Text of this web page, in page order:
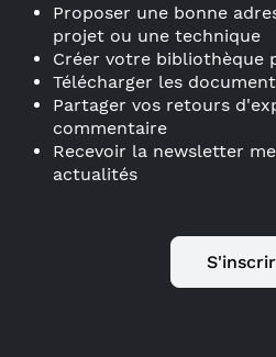
Proposer une bonne
projet ou une technique
Créer votre bibliothèque
Télécharger les
Partager vos retours
commentaire
Recevoir la newsletter
actualités